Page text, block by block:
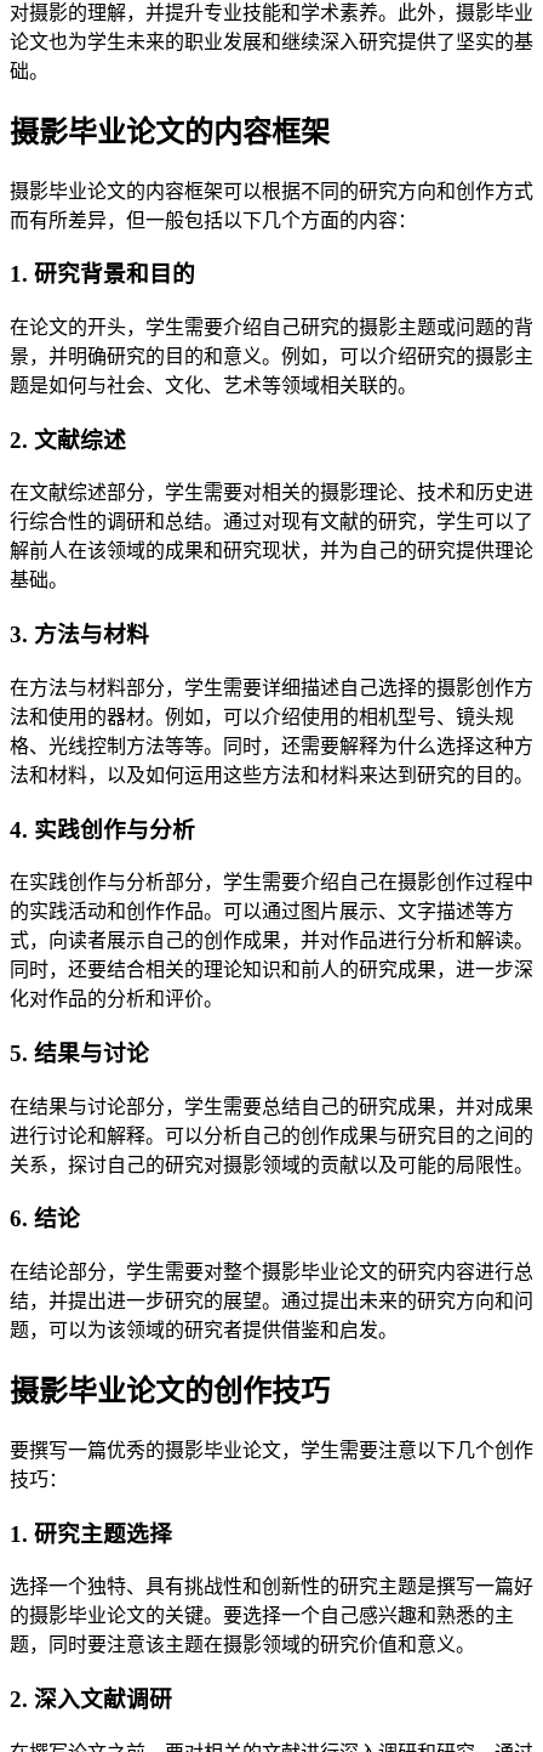
对摄影的理解，并提升专业技能和学术素养。此外，摄影毕业
论文也为学生未来的职业发展和继续深入研究提供了坚实的基
础。
摄影毕业论文的内容框架
摄影毕业论文的内容框架可以根据不同的研究方向和创作方式
而有所差异，但一般包括以下几个方面的内容：
1. 研究背景和目的
在论文的开头，学生需要介绍自己研究的摄影主题或问题的背
景，并明确研究的目的和意义。例如，可以介绍研究的摄影主
题是如何与社会、文化、艺术等领域相关联的。
2. 文献综述
在文献综述部分，学生需要对相关的摄影理论、技术和历史进
行综合性的调研和总结。通过对现有文献的研究，学生可以了
解前人在该领域的成果和研究现状，并为自己的研究提供理论
基础。
3. 方法与材料
在方法与材料部分，学生需要详细描述自己选择的摄影创作方
法和使用的器材。例如，可以介绍使用的相机型号、镜头规
格、光线控制方法等等。同时，还需要解释为什么选择这种方
法和材料，以及如何运用这些方法和材料来达到研究的目的。
4. 实践创作与分析
在实践创作与分析部分，学生需要介绍自己在摄影创作过程中
的实践活动和创作作品。可以通过图片展示、文字描述等方
式，向读者展示自己的创作成果，并对作品进行分析和解读。
同时，还要结合相关的理论知识和前人的研究成果，进一步深
化对作品的分析和评价。
5. 结果与讨论
在结果与讨论部分，学生需要总结自己的研究成果，并对成果
进行讨论和解释。可以分析自己的创作成果与研究目的之间的
关系，探讨自己的研究对摄影领域的贡献以及可能的局限性。
6. 结论
在结论部分，学生需要对整个摄影毕业论文的研究内容进行总
结，并提出进一步研究的展望。通过提出未来的研究方向和问
题，可以为该领域的研究者提供借鉴和启发。
摄影毕业论文的创作技巧
要撰写一篇优秀的摄影毕业论文，学生需要注意以下几个创作
技巧：
1. 研究主题选择
选择一个独特、具有挑战性和创新性的研究主题是撰写一篇好
的摄影毕业论文的关键。要选择一个自己感兴趣和熟悉的主
题，同时要注意该主题在摄影领域的研究价值和意义。
2. 深入文献调研